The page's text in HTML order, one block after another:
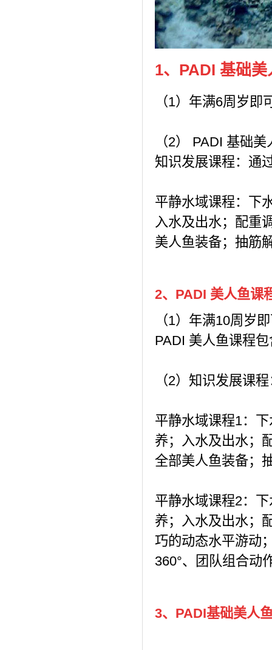
1、PADI 基础
（1）年满6周岁
（2） PADI 基础
知识发展课程：通
平静水域课程：下
入水及出水；配重
美人鱼装备；抽筋
2、PADI 美人鱼课
（1）年满10周岁
PADI 美人鱼课程
（2）知识发展课
平静水域课程1：
养；入水及出水；
全部美人鱼装备；
平静水域课程2：
养；入水及出水；
巧的动态水平游动
360°、团队组合动
3、PADI基础美人